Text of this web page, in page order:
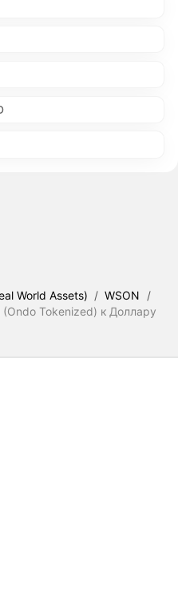
World Assets) / WSON
/
Tokenized) к Доллару